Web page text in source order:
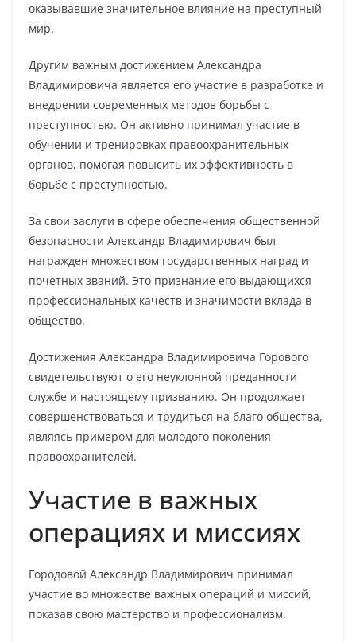
оказывавшие значительное влияние на преступный
мир.
Другим важным достижением Александра
Владимировича является его участие в разработке и
внедрении современных методов борьбы с
преступностью. Он активно принимал участие в
обучении и тренировках правоохранительных
органов, помогая повысить их эффективность в
борьбе с преступностью.
За свои заслуги в сфере обеспечения общественной
безопасности Александр Владимирович был
награжден множеством государственных наград и
почетных званий. Это признание его выдающихся
профессиональных качеств и значимости вклада в
общество.
Достижения Александра Владимировича Горового
свидетельствуют о его неуклонной преданности
службе и настоящему призванию. Он продолжает
совершенствоваться и трудиться на благо общества,
являясь примером для молодого поколения
правоохранителей.
Участие в важных
операциях и миссиях
Городовой Александр Владимирович принимал
участие во множестве важных операций и миссий,
показав свою мастерство и профессионализм.